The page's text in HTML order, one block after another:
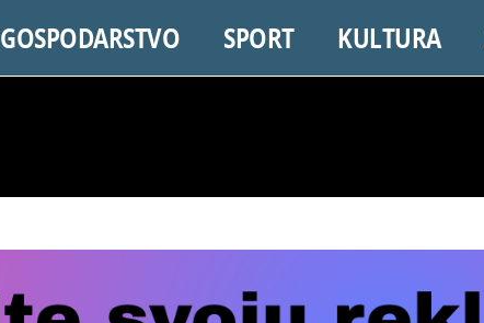
GOSPODARSTVO SPORT KULTURA